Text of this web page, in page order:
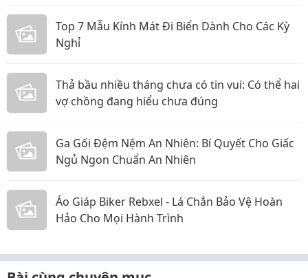
Top 7 Mẫu Kính Mát Đi Biển Dành Cho Các Kỳ
Nghỉ
Thả bầu nhiều tháng chưa có tin vui: Có thể hai
vợ chồng đang hiểu chưa đúng
Ga Gối Đệm Nệm An Nhiên: Bí Quyết Cho Giấc
Ngủ Ngon Chuẩn An Nhiên
Áo Giáp Biker Rebxel - Lá Chắn Bảo Vệ Hoàn
Hảo Cho Mọi Hành Trình